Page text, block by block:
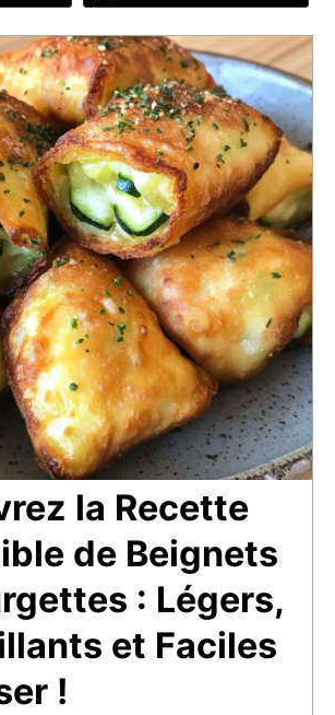
la Recette
de Beignets
: Légers,
et Faciles
!